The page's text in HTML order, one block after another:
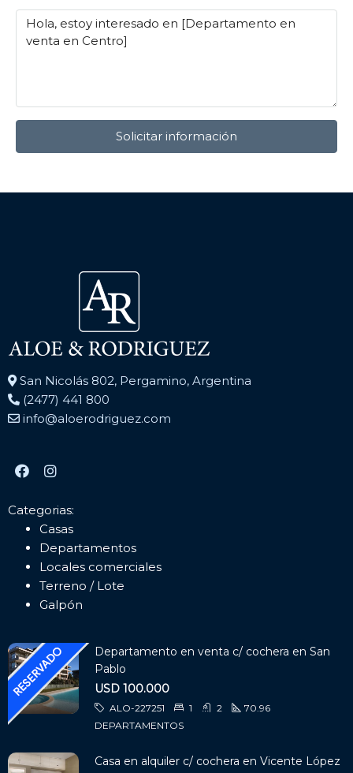
Solicitar información
San Nicolás 802, Pergamino, Argentina
(2477) 441 800
info@aloerodriguez.com
Categorias:
Casas
Departamentos
Locales comerciales
Terreno / Lote
Galpón
Departamento en venta c/ cochera en San
Pablo
USD 100.000
ALO-227251 1 2
70.96
DEPARTAMENTOS
Casa en alquiler c/ cochera en Vicente López